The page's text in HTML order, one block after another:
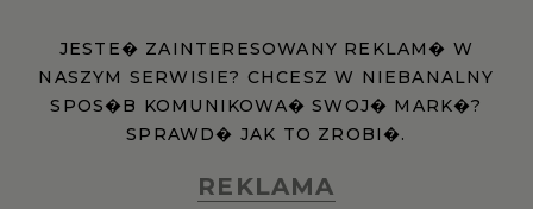
JESTE� ZAINTERESOWANY REKLAM� W
NASZYM SERWISIE? CHCESZ W NIEBANALNY
SPOS�B KOMUNIKOWA� SWOJ� MARK�?
SPRAWD� JAK TO ZROBI�.
REKLAMA